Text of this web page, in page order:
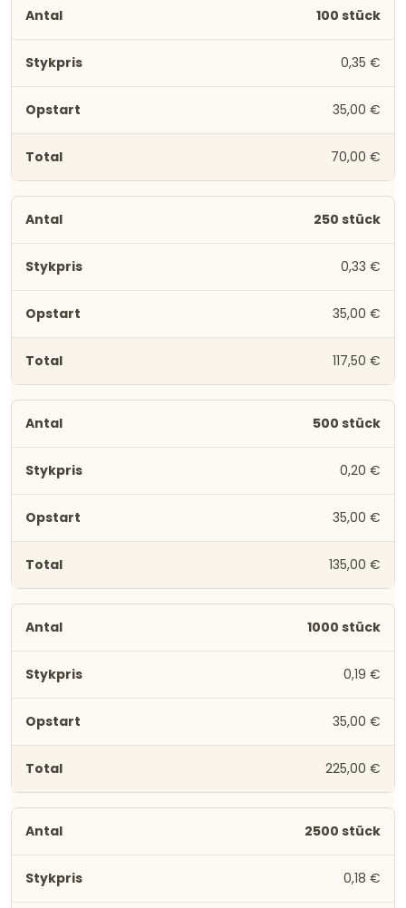
100 stück
0,35 €
35,00 €
70,00 €
250 stück
0,33 €
35,00 €
117,50 €
500 stück
0,20 €
35,00 €
135,00 €
1000 stück
0,19 €
35,00 €
225,00 €
2500 stück
0,18 €